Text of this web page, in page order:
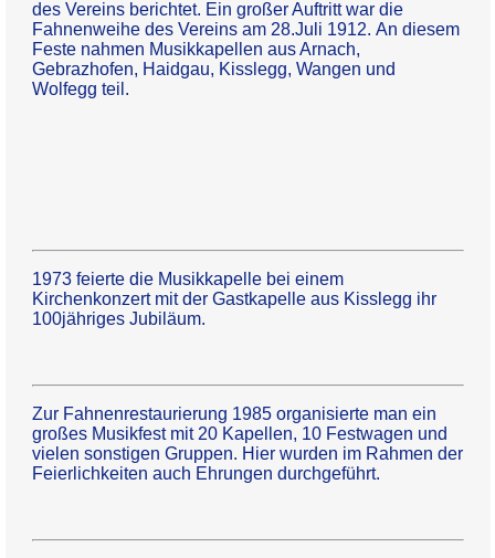
des Vereins berichtet. Ein großer Auftritt war die
Fahnenweihe des Vereins am 28.Juli 1912. An diesem
Feste nahmen Musikkapellen aus Arnach,
Gebrazhofen, Haidgau, Kisslegg, Wangen und
Wolfegg teil.
1973 feierte die Musikkapelle bei einem
Kirchenkonzert mit der Gastkapelle aus Kisslegg ihr
100jähriges Jubiläum.
Zur Fahnenrestaurierung 1985 organisierte man ein
großes Musikfest mit 20 Kapellen, 10 Festwagen und
vielen sonstigen Gruppen. Hier wurden im Rahmen der
Feierlichkeiten auch Ehrungen durchgeführt.